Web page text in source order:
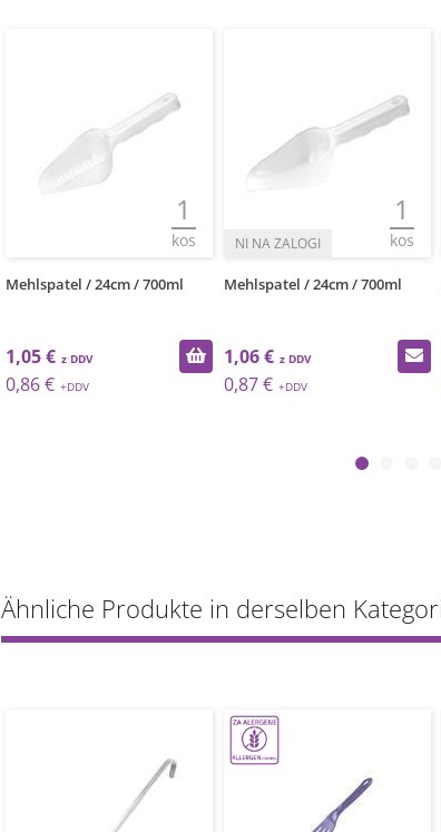
1
kos
Mehlspatel / 24cm / 700ml
1,05 €
0,86 €
1
kos
Mehlspatel / 24cm / 700ml
1,06 €
0,87 €
Ähnliche Produkte in derselben